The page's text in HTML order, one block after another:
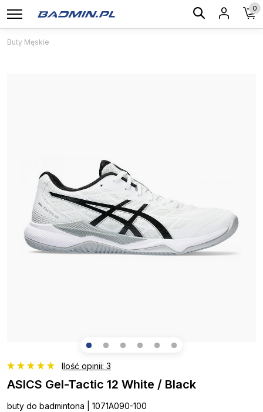
0
Buty Męskie
Ilość opinii: 3
ASICS Gel-Tactic 12 White / Black
buty do badmintona | 1071A090-100